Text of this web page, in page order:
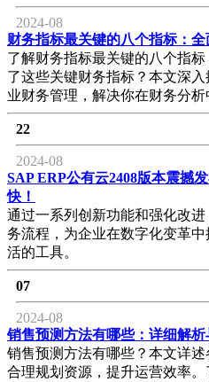
2024-08
财务指标最关键的八个指标：
了解财务指标最关键的八个指
了这些关键财务指标？本文深
业财务管理，解决你在财务分析
22
2024-08
SAP ERP公有云2408版本震撼
快！
通过一系列创新功能和强化改
务流程，为企业在数字化变革
活的工具。
07
2024-08
销售预测方法有哪些：详细解
销售预测方法有哪些？本文详
合理规划资源，提升运营效率